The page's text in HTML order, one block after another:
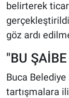
belirterek
göz ardı
"BU
Buca
tartışmalara